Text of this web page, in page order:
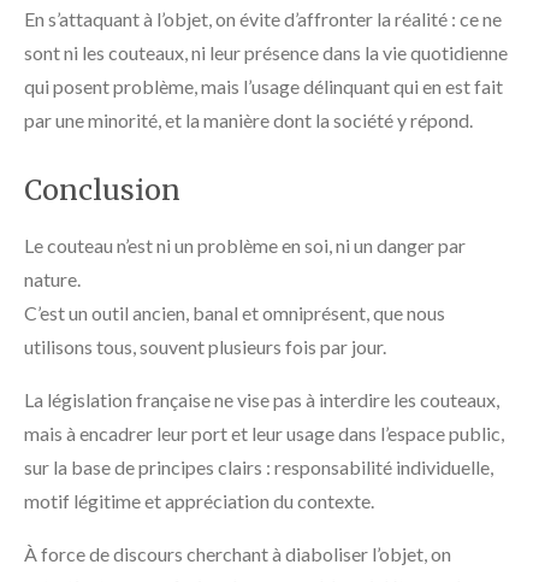
En s’attaquant à l’objet, on évite d’affronter la réalité : ce ne
sont ni les couteaux, ni leur présence dans la vie quotidienne
qui posent problème, mais l’usage délinquant qui en est fait
par une minorité, et la manière dont la société y répond.
Conclusion
Le couteau n’est ni un problème en soi, ni un danger par
nature.
C’est un outil ancien, banal et omniprésent, que nous
utilisons tous, souvent plusieurs fois par jour.
La législation française ne vise pas à interdire les couteaux,
mais à encadrer leur port et leur usage dans l’espace public,
sur la base de principes clairs : responsabilité individuelle,
motif légitime et appréciation du contexte.
À force de discours cherchant à diaboliser l’objet, on